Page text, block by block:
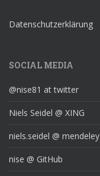
Datenschutzerklärung
SOCIAL MEDIA
@nise81 at twitter
Niels Seidel @ XING
niels.seidel @ mendeley
nise @ GitHub